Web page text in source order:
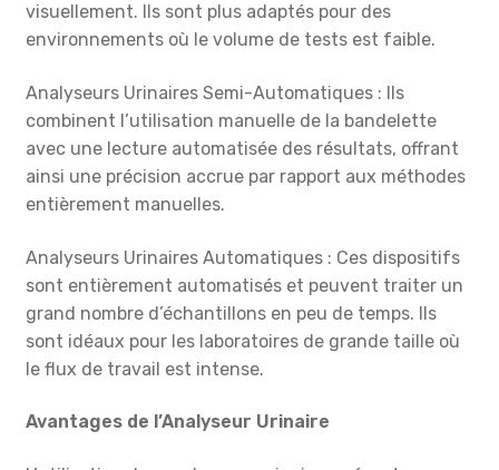
visuellement. Ils sont plus adaptés pour des
environnements où le volume de tests est faible.
Analyseurs Urinaires Semi-Automatiques : Ils
combinent l’utilisation manuelle de la bandelette
avec une lecture automatisée des résultats, offrant
ainsi une précision accrue par rapport aux méthodes
entièrement manuelles.
Analyseurs Urinaires Automatiques : Ces dispositifs
sont entièrement automatisés et peuvent traiter un
grand nombre d’échantillons en peu de temps. Ils
sont idéaux pour les laboratoires de grande taille où
le flux de travail est intense.
Avantages de l’Analyseur Urinaire